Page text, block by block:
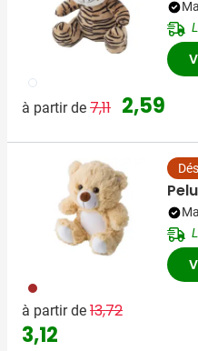
009
à partir de Prix normal
7,11 Prix spécial
2,59
011
à partir de Prix normal
13,72
3,12